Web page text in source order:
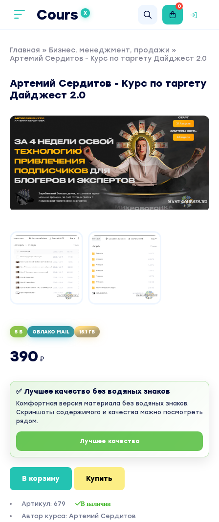
Cours X
0
Главная » Бизнес, менеджмент, продажи »
Артемий Сердитов - Курс по таргету Дайджест 2.0
Артемий Сердитов - Курс по таргету
Дайджест 2.0
5 Б ОБЛАКО MAIL 15.1 ГБ
390 ₽
✅ Лучшее качество без водяных знаков
Комфортная версия материала без водяных знаков.
Скриншоты содержимого и качества можно посмотреть
рядом.
Лучшее качество
В корзину Купить
Артикул: 679 В наличии
Автор курса: Артемий Сердитов